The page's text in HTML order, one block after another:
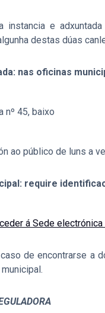
instancia e
destas dúas
nas oficinas
nº 45, baixo
ao público de luns a
require
á Sede
de encontrarse a